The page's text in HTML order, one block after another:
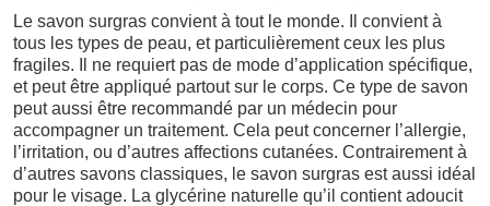
Le savon surgras convient à tout le monde. Il convient à
tous les types de peau, et particulièrement ceux les plus
fragiles. Il ne requiert pas de mode d’application spécifique,
et peut être appliqué partout sur le corps. Ce type de savon
peut aussi être recommandé par un médecin pour
accompagner un traitement. Cela peut concerner l’allergie,
l’irritation, ou d’autres affections cutanées. Contrairement à
d’autres savons classiques, le savon surgras est aussi idéal
pour le visage. La glycérine naturelle qu’il contient adoucit